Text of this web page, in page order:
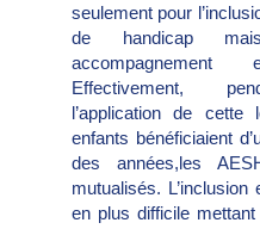
seulement pour
de handicap
Effectivement,
l’application de
enfants bénéficiaient
des années,les
mutualisés.
en plus difficile